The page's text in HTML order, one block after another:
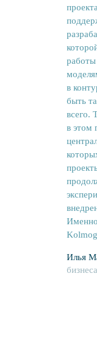
в
быть
всего.
в этом
Именно
Илья